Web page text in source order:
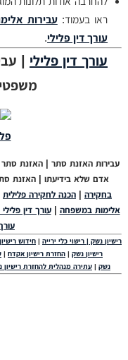
ראו בעמוד:עבירות
עורך דין פלילי.
עורך דין פלילי |
עבירות האזנת סתר | האזנת
אדם שלא בידיעתו | האזנת סתר
בחקירה
הכנה לחקירה פלילית
אלימות במשפחה |עורך דין
רישיון נשק | רישוי כלי ירייה | חידוש
רישיון נשק | החזרת רישיון אקדח |
נשק | עתירה מנהלית להחזרת רישיון